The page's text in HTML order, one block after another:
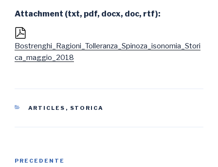
Attachment (txt, pdf, docx, doc, rtf):
Bostrenghi_Ragioni_Tolleranza_Spinoza_isonomia_Stori
ca_maggio_2018
CATEGORIE
ARTICLES , STORICA
Articolo
PRECEDENTE